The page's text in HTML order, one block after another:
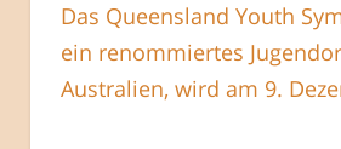
Das Queensland Youth
ein renommiertes
Australien, wird am 9.